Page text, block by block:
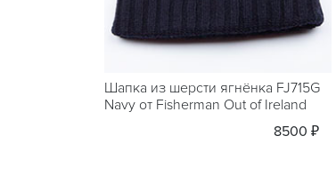
Шапка из шерсти ягнёнка FJ715G
Navy от Fisherman Out of Ireland
8500 ₽